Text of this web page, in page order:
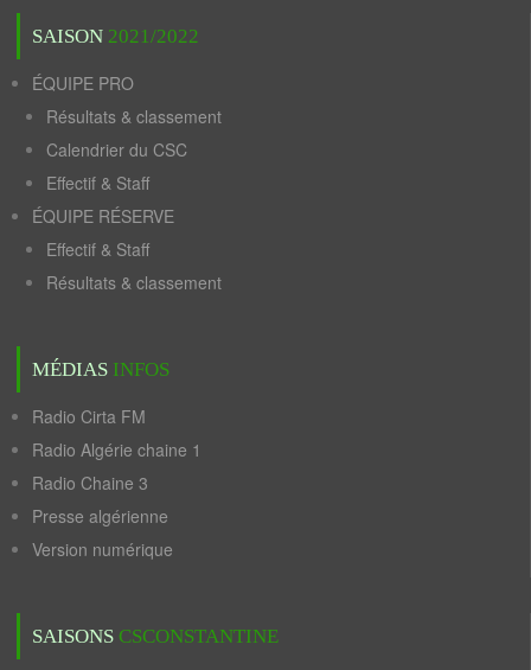
SAISON 2021/2022
ÉQUIPE PRO
Résultats & classement
Calendrier du CSC
Effectif & Staff
ÉQUIPE RÉSERVE
Effectif & Staff
Résultats & classement
MÉDIAS INFOS
Radio Cirta FM
Radio Algérie chaine 1
Radio Chaine 3
Presse algérienne
Version numérique
SAISONS CSCONSTANTINE